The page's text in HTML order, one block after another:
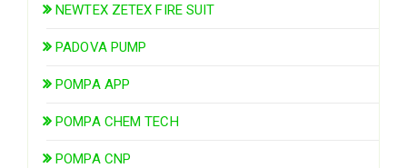
NEWTEX ZETEX FIRE SUIT
PADOVA PUMP
POMPA APP
POMPA CHEM TECH
POMPA CNP